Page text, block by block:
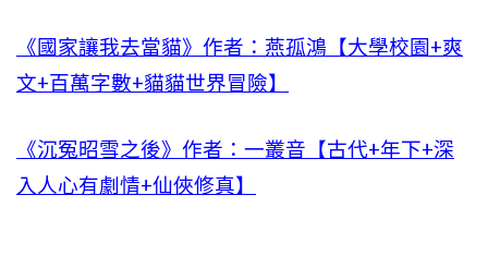
《國家讓我去當貓》作者：燕孤鴻【大學校園+爽
文+百萬字數+貓貓世界冒險】
《沉冤昭雪之後》作者：一叢音【古代+年下+深
入人心有劇情+仙俠修真】